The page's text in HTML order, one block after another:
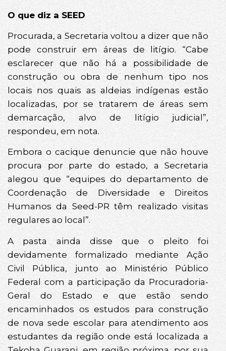
O que diz a SEED
Procurada, a Secretaria voltou a dizer que não
pode construir em áreas de litígio. “Cabe
esclarecer que não há a possibilidade de
construção ou obra de nenhum tipo nos
locais nos quais as aldeias indígenas estão
localizadas, por se tratarem de áreas sem
demarcação, alvo de litígio judicial”,
respondeu, em nota.
Embora o cacique denuncie que não houve
procura por parte do estado, a Secretaria
alegou que “equipes do departamento de
Coordenação de Diversidade e Direitos
Humanos da Seed-PR têm realizado visitas
regulares ao local”.
A pasta ainda disse que o pleito foi
devidamente formalizado mediante Ação
Civil Pública, junto ao Ministério Público
Federal com a participação da Procuradoria-
Geral do Estado e que estão sendo
encaminhados os estudos para construção
de nova sede escolar para atendimento aos
estudantes da região onde está localizada a